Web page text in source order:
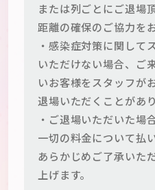
または列ごとにご退場
距離の確保のご協力を
・感染症対策に関して
いただけない場合、ご
いお客様をスタッフが
退場いただくことがあり
・ご退場いただいた場
一切の料金について払
あらかじめご了承いた
上げます。